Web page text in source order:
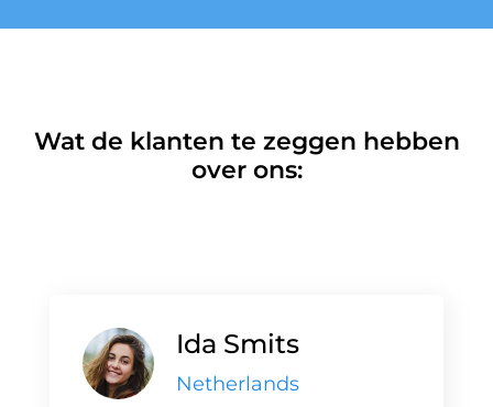
Wat de klanten te zeggen hebben
over ons:
Ida Smits
Netherlands